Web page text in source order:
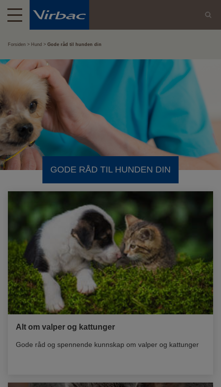
Forsiden Hund Gode råd til hunden din
GODE RÅD TIL HUNDEN DIN
Alt om valper og kattunger
Gode råd og spennende kunnskap om valper og kattunger